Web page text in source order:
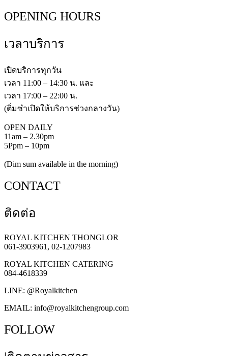
OPENING HOURS
เวลาบริการ
เปิดบริการทุกวัน
เวลา 11:00 – 14:30 น. และ
เวลา 17:00 – 22:00 น.
(ติ่มซำเปิดให้บริการช่วงกลางวัน)
OPEN DAILY
11am – 2.30pm
5Ppm – 10pm
(Dim sum available in the morning)
CONTACT
ติดต่อ
ROYAL KITCHEN THONGLOR
061-3903961, 02-1207983
ROYAL KITCHEN CATERING
084-4618339
LINE: @Royalkitchen
EMAIL: info@royalkitchengroup.com
FOLLOW